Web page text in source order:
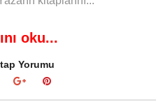
oku...
Yorumu